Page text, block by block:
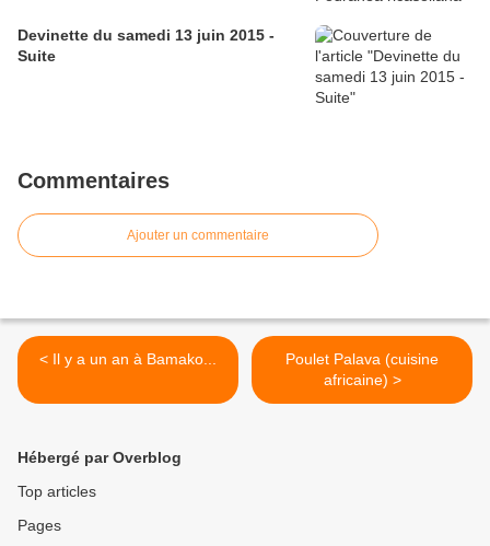
Devinette du samedi 13 juin 2015 -
Suite
Commentaires
Ajouter un commentaire
< Il y a un an à Bamako...
Poulet Palava (cuisine
africaine) >
Hébergé par Overblog
Top articles
Pages